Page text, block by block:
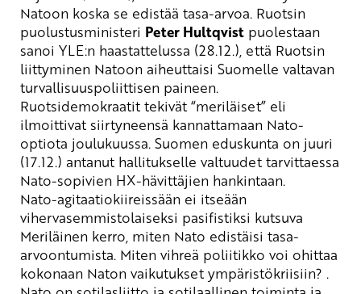
Natoon koska se edistää tasa-arvoa. Ruotsin
puolustusministeri Peter Hultqvist puolestaan
sanoi YLE:n haastattelussa (28.12.), että Ruotsin
liittyminen Natoon aiheuttaisi Suomelle valtavan
turvallisuuspoliittisen paineen.
Ruotsidemokraatit tekivät “meriläiset” eli
ilmoittivat siirtyneensä kannattamaan Nato-
optiota joulukuussa. Suomen eduskunta on juuri
(17.12.) antanut hallitukselle valtuudet tarvittaessa
Nato-sopivien HX-hävittäjien hankintaan.
Nato-agitaatiokiireissään ei itseään
vihervasemmistolaiseksi pasifistiksi kutsuva
Meriläinen kerro, miten Nato edistäisi tasa-
arvoontumista. Miten vihreä poliitikko voi ohittaa
kokonaan Naton vaikutukset ympäristökriisiin? .